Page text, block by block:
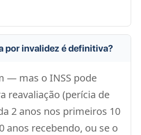
por invalidez é definitiva?
— mas o INSS pode
reavaliação (perícia de
2 anos nos primeiros 10
anos recebendo, ou se o